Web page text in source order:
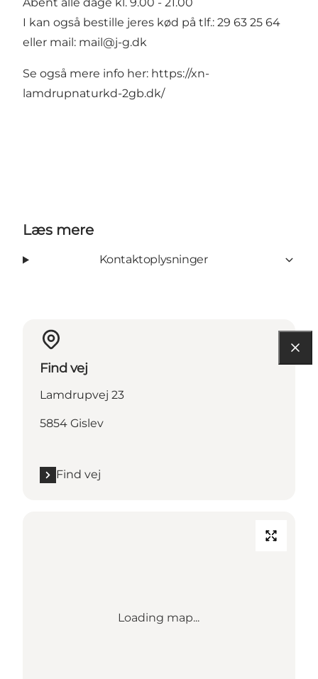
Åbent alle dage kl. 9.00 - 21.00
I kan også bestille jeres kød på tlf.: 29 63 25 64
eller mail: mail@j-g.dk
Se også mere info her: https://xn-
lamdrupnaturkd-2gb.dk/
Læs mere
Kontaktoplysninger
Find vej
Lamdrupvej 23
5854 Gislev
Find vej
Loading map...